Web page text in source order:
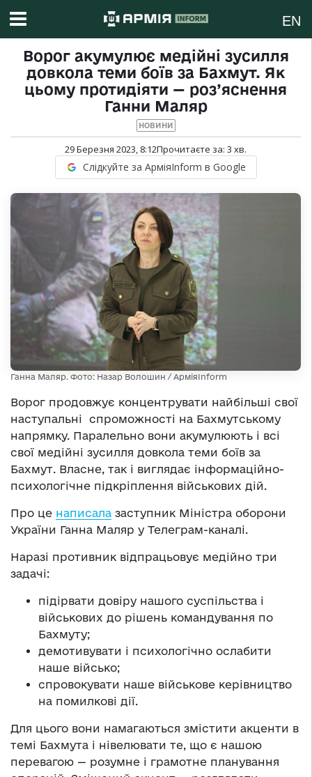
EN
Ворог акумулює медійні зусилля
довкола теми боїв за Бахмут. Як
цьому протидіяти — роз’яснення
Ганни Маляр
НОВИНИ
29 Березня 2023, 8:12Прочитаєте за: 3 хв.
Слідкуйте за АрміяInform в Google
Ганна Маляр. Фото: Назар Волошин / АрміяInform
Ворог продовжує концентрувати найбільші свої
наступальні спроможності на Бахмутському
напрямку. Паралельно вони акумулюють і всі
свої медійні зусилля довкола теми боїв за
Бахмут. Власне, так і виглядає інформаційно-
психологічне підкріплення військових дій.
Про це написала заступник Міністра оборони
України Ганна Маляр у Телеграм-каналі.
Наразі противник відпрацьовує медійно три
задачі:
підірвати довіру нашого суспільства і
військових до рішень командування по
Бахмуту;
демотивувати і психологічно ослабити
наше військо;
спровокувати наше військове керівництво
на помилкові дії.
Для цього вони намагаються змістити акценти в
темі Бахмута і нівелювати те, що є нашою
перевагою — розумне і грамотне планування